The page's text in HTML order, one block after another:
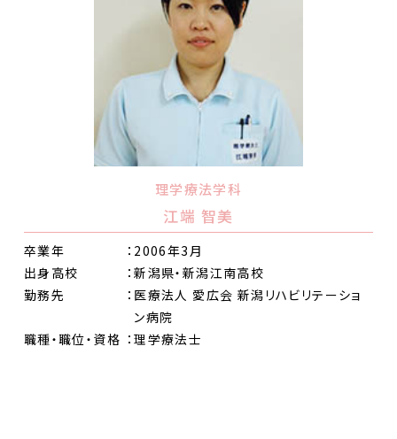
理学療法学科
江端 智美
卒業年
：2006年3月
出身高校
：新潟県・新潟江南高校
勤務先
：医療法人 愛広会 新潟リハビリテーショ
ン病院
職種・職位・資格 ：理学療法士